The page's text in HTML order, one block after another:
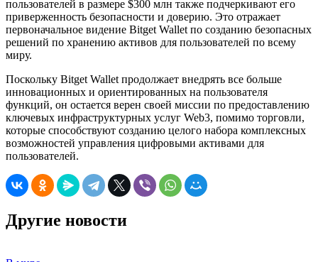
пользователей в размере $300 млн также подчеркивают его
приверженность безопасности и доверию. Это отражает
первоначальное видение Bitget Wallet по созданию безопасных
решений по хранению активов для пользователей по всему
миру.
Поскольку Bitget Wallet продолжает внедрять все больше
инновационных и ориентированных на пользователя
функций, он остается верен своей миссии по предоставлению
ключевых инфраструктурных услуг Web3, помимо торговли,
которые способствуют созданию целого набора комплексных
возможностей управления цифровыми активами для
пользователей.
Другие новости